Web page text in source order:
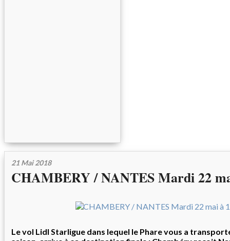
21 Mai 2018
CHAMBERY / NANTES Mardi 22
Le vol Lidl Starligue dans lequel le Phare vous a